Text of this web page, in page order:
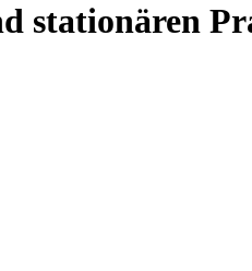
stationären